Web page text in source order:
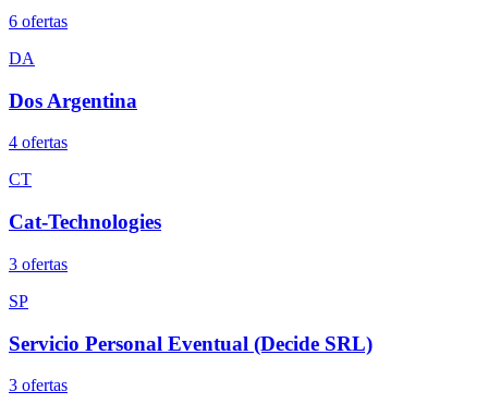
6 ofertas
DA
Dos Argentina
4 ofertas
CT
Cat-Technologies
3 ofertas
SP
Servicio Personal Eventual (Decide SRL)
3 ofertas